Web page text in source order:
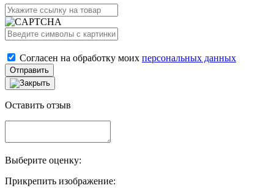
Согласен на обработку моих персональных данных
Отправить
Оставить отзыв
Выберите оценку:
Прикрепить изображение: